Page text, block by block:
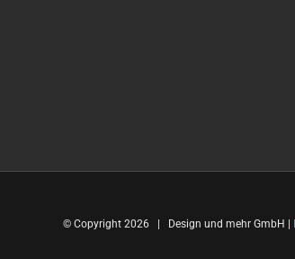
© Copyright 2026 | Design und mehr GmbH |